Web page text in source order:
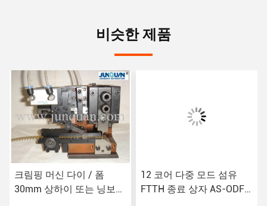
비슷한 제품
크림핑 머신 다이 / 폼
30mm 상하이 또는 닝보
12 코어 다중 모드 섬유
FTTH 종료 상자 AS-ODF-